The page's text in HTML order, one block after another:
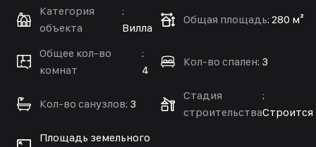
Категория
объекта
:
Вилла
Общая площадь: 280 м²
Общее кол-во
комнат
:
4
Кол-во спален: 3
Кол-во санузлов: 3
Стадия
строительства
:
Строится
Площадь земельного